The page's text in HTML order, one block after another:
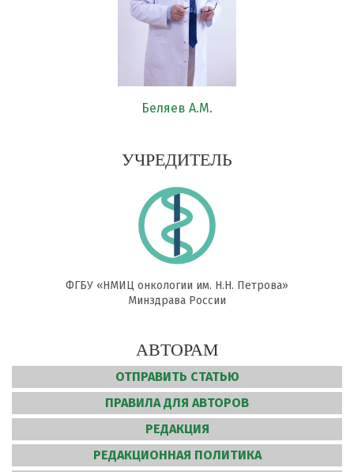
Беляев А.М.
УЧРЕДИТЕЛЬ
ФГБУ «НМИЦ онкологии им. Н.Н. Петрова»
Минздрава России
АВТОРАМ
ОТПРАВИТЬ СТАТЬЮ
ПРАВИЛА ДЛЯ АВТОРОВ
РЕДАКЦИЯ
РЕДАКЦИОННАЯ ПОЛИТИКА